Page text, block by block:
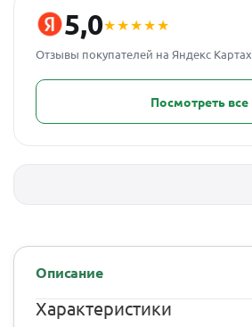
5,0★★★★★
Отзывы покупателей на Яндекс Картах
Посмотреть все
Описание
Характеристики